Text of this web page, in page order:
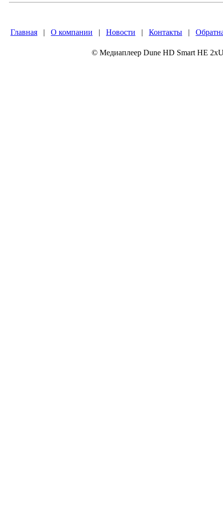
Главная | О компании | Новости | Контакты |
© Медиаплеер Dune HD Smart HE